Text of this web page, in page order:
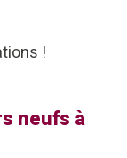
!
neufs à